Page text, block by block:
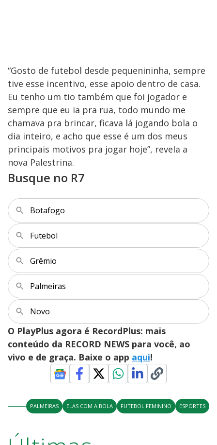
“Gosto de futebol desde pequenininha, sempre
tive esse incentivo, esse apoio dentro de casa.
Eu tenho um tio também que foi jogador e
sempre que eu ia pra rua, todo mundo me
chamava pra brincar, ficava lá jogando bola o
dia inteiro, e acho que esse é um dos meus
principais motivos pra jogar hoje”, revela a
nova Palestrina.
Busque no R7
Botafogo
Futebol
Grêmio
Palmeiras
Novo
O PlayPlus agora é RecordPlus: mais
conteúdo da RECORD NEWS para você, ao
vivo e de graça. Baixe o app aqui!
PALMEIRAS ELAS COM A BOLA FUTEBOL FEMININO ESPORTES